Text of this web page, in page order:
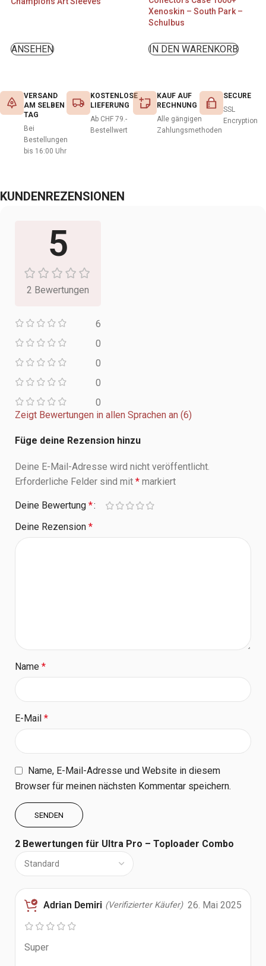
ANSEHEN
Xenoskin – South Park –
Schulbus
IN DEN WARENKORB
VERSAND
AM SELBEN
TAG
Bei
Bestellungen
bis 16:00 Uhr
KOSTENLOSE
LIEFERUNG
Ab CHF 79.-
Bestellwert
KAUF AUF
RECHNUNG
Alle gängigen
Zahlungsmethoden
SECURE
SSL
Encryption
KUNDENREZENSIONEN
5
2 Bewertungen
6
0
0
0
0
2 Bewertungen für Ultra Pro – Toploader Combo
Adrian Demiri (Verifizierter Käufer) 26. Mai 2025
Super
Zeigt Bewertungen in allen Sprachen an (6)
Füge deine Rezension hinzu
Deine E-Mail-Adresse wird nicht veröffentlicht.
Erforderliche Felder sind mit * markiert
Deine Bewertung *
Deine Rezension *
Name *
E-Mail *
Name, E-Mail-Adresse und Website in diesem
Browser für meinen nächsten Kommentar speichern.